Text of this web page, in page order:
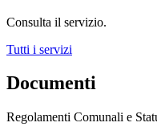
Consulta il servizio.
Tutti i servizi
Documenti
Regolamenti Comunali e